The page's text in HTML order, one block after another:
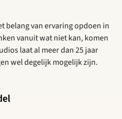
belang van ervaring opdoen in
vanuit wat niet kan, komen
laat al meer dan 25 jaar
wel degelijk mogelijk zijn.